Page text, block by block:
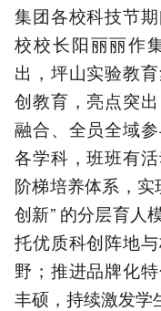
集团各校科技节
校校长阳丽丽作
出，坪山实验教
创教育，亮点突
融合、全员全域
各学科，班班有
阶梯培养体系，
创新” 的分层育人
托优质科创阵地
野；推进品牌化
丰硕，持续激发学